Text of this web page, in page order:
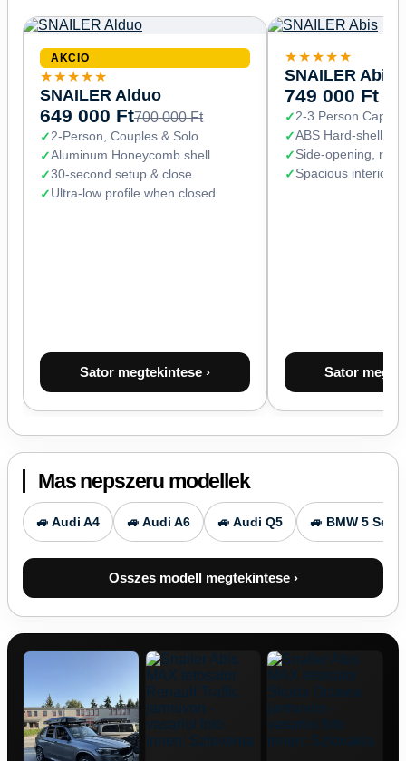
AKCIO
★★★★★
SNAILER Alduo
649 000 Ft700 000 Ft
2-Person, Couples & Solo
Aluminum Honeycomb shell
30-second setup & close
Ultra-low profile when closed
Sator megtekintese ›
★★★★★
SNAILER Abis
749 000 Ft
2-3 Person
ABS Hard-shell
Side-opening,
Spacious interior
Sator
Mas nepszeru modellek
🚙 Audi A4 🚙 Audi A6 🚙 Audi Q5 🚙 BMW 5
Osszes modell megtekintese ›